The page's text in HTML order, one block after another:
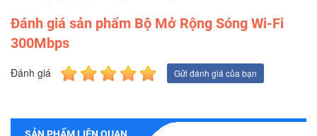
Đánh giá sản phẩm Bộ Mở Rộng Sóng Wi-Fi
300Mbps
Đánh giá Gửi đánh giá của bạn
SẢN PHẨM LIÊN QUAN